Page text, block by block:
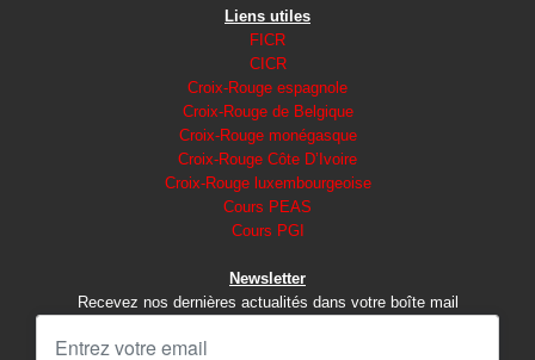
Liens utiles
FICR
CICR
Croix-Rouge espagnole
Croix-Rouge de Belgique
Croix-Rouge monégasque
Croix-Rouge Côte D’Ivoire
Croix-Rouge luxembourgeoise
Cours PEAS
Cours PGI
Newsletter
Recevez nos dernières actualités dans votre boîte mail